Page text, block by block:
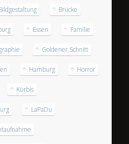
Brücke
Essen Familie
Goldener Schnitt
Hamburg Horror
Kürbis
LaPaDu